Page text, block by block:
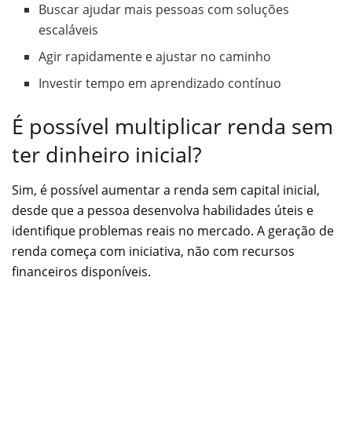
Buscar ajudar mais pessoas com soluções
escaláveis
Agir rapidamente e ajustar no caminho
Investir tempo em aprendizado contínuo
É possível multiplicar renda sem
ter dinheiro inicial?
Sim, é possível aumentar a renda sem capital inicial,
desde que a pessoa desenvolva habilidades úteis e
identifique problemas reais no mercado. A geração de
renda começa com iniciativa, não com recursos
financeiros disponíveis.